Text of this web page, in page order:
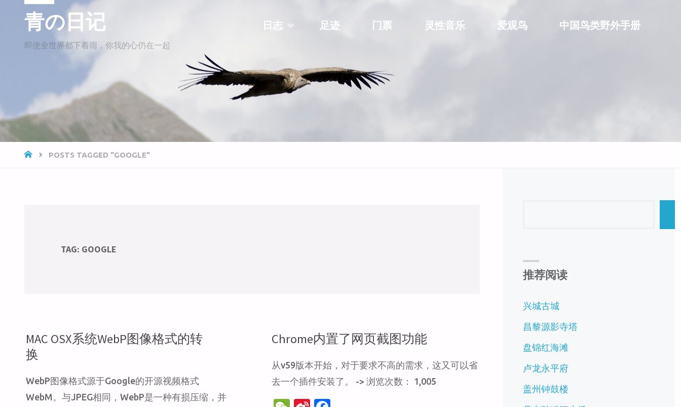
青の日记
即使全世界都下着雨，你我的心仍在一起
content
日志 足迹 门票 灵性音乐 爱观鸟 中国鸟类野外手册
HOMEPOSTS TAGGED "GOOGLE"
TAG: GOOGLE
MAC OSX系统WebP图像格式的转
换
WebP图像格式源于Google的开源视频格式
WebM。与JPEG相同，WebP是一种有损压缩，并
Chrome内置了网页截图功能
从v59版本开始，对于要求不高的需求，这又可以省
去一个插件安装了。 -> 浏览次数： 1,005
推荐阅读
兴城古城
昌黎源影寺塔
盘锦红海滩
卢龙永平府
盖州钟鼓楼